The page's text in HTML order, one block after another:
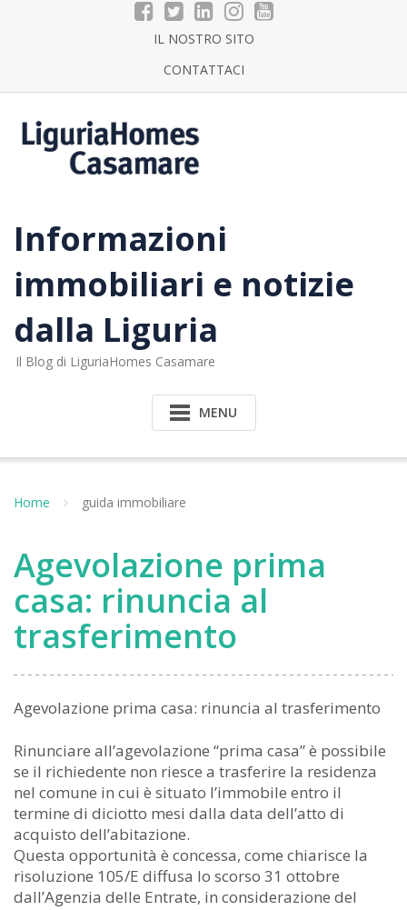
IL NOSTRO SITO
CONTATTACI
Informazioni
immobiliari e notizie
dalla Liguria
Il Blog di LiguriaHomes Casamare
MENU
Home guida immobiliare
Agevolazione prima
casa: rinuncia al
trasferimento
Agevolazione prima casa: rinuncia al trasferimento
Rinunciare all’agevolazione “prima casa” è possibile
se il richiedente non riesce a trasferire la residenza
nel comune in cui è situato l’immobile entro il
termine di diciotto mesi dalla data dell’atto di
acquisto dell’abitazione.
Questa opportunità è concessa, come chiarisce la
risoluzione 105/E diffusa lo scorso 31 ottobre
dall’Agenzia delle Entrate, in considerazione del